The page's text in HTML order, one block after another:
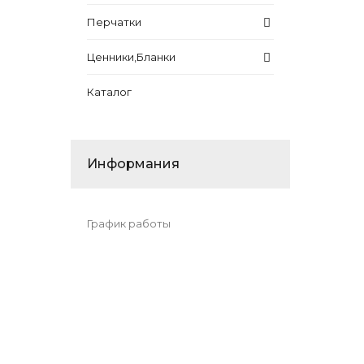
Перчатки
Ценники,Бланки
Каталог
Информания
График работы